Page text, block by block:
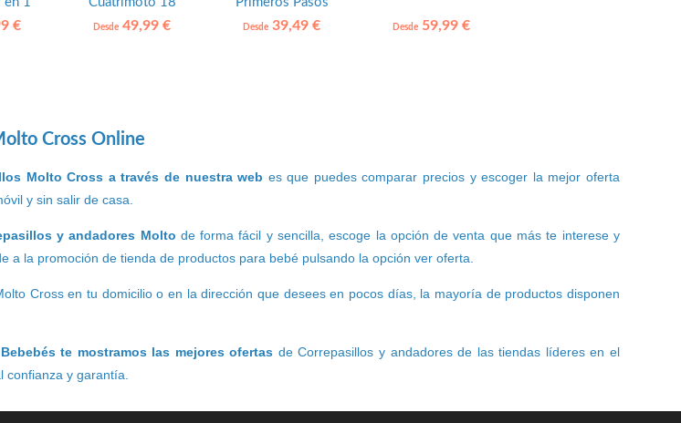
€
meses HOMCOM
Desde 49,99 €
Fisher Price
Desde 39,49 € Desde59,99 €
Cross Online
Molto Cross a través de nuestra web es que puedes comparar precios y escoger la mejor oferta
y sin salir de casa.
y andadores Molto de forma fácil y sencilla, escoge la opción de venta que más te interese y
a la promoción de tienda de productos para bebé pulsando la opción ver oferta.
Cross en tu domicilio o en la dirección que desees en pocos días, la mayoría de productos disponen
te mostramos las mejores ofertas de Correpasillos y andadores de las tiendas líderes en el
y garantía.